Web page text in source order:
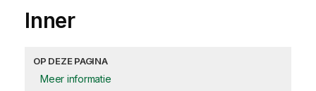
Inner
OP DEZE PAGINA
Meer informatie